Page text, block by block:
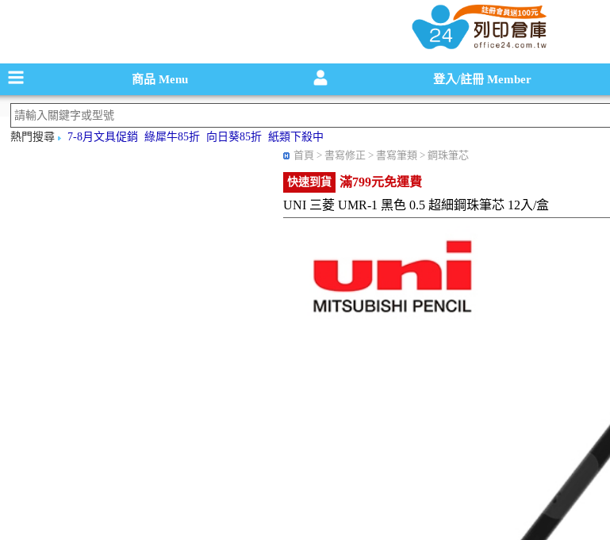
碳粉匣，墨水匣,原廠碳粉匣，副廠碳粉匣，環保碳粉匣,連續供墨印表
商品Menu 登入/註冊 Member
熱門搜尋 7-8月文具促銷 綠犀牛85折 向日葵85折 紙類下殺中
首頁 > 書寫修正 > 書寫筆類 > 鋼珠筆芯
快速到貨
滿799元免運費
UNI 三菱 UMR-1 黑色 0.5 超細鋼珠筆芯 12入/盒